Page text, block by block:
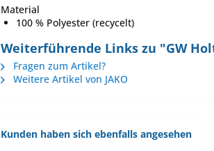
Material
100 % Polyester (recycelt)
Weiterführende Links zu "GW
Fragen zum Artikel?
Weitere Artikel von JAKO
Kunden haben sich ebenfalls angesehen